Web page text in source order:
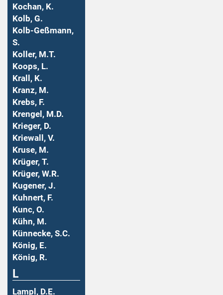
Kochan, K.
Kolb, G.
Kolb-Geßmann,
S.
Koller, M.T.
Koops, L.
Krall, K.
Kranz, M.
Krebs, F.
Krengel, M.D.
Krieger, D.
Kriewall, V.
Kruse, M.
Krüger, T.
Krüger, W.R.
Kugener, J.
Kuhnert, F.
Kunc, O.
Kühn, M.
Künnecke, S.C.
König, E.
König, R.
L
Lampl, D.E.